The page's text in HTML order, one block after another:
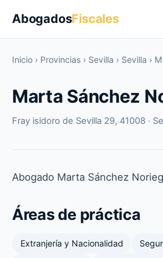
AbogadosFiscales
Inicio › Provincias › Sevilla › Sevilla ›
Marta Sánchez
Fray isidoro de Sevilla 29, 41008 ·
Abogado Marta Sánchez
Áreas de práctica
Extranjería y Nacionalidad